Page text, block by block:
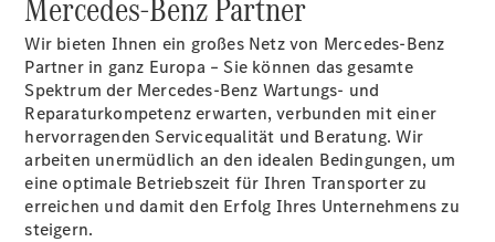
Sprinter
Fahrgestell
Doppelkabine
Sprinter
Pritschenfahrzeug
Konfigurator
Mercedes-
Benz Store
Wir bieten Ihnen ein großes Netz von Mercedes-Benz
Partner in ganz Europa – Sie können das gesamte
Spektrum der Mercedes-Benz Wartungs- und
Reparaturkompetenz erwarten, verbunden mit einer
hervorragenden Servicequalität und Beratung. Wir
arbeiten unermüdlich an den idealen Bedingungen, um
eine optimale Betriebszeit für Ihren Transporter zu
erreichen und damit den Erfolg Ihres Unternehmens zu
steigern.